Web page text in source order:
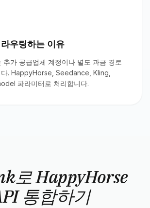
우팅하는 이유
추가 공급업체 계정이나 별도 과금 경로
다. HappyHorse, Seedance, Kling,
파라미터로 처리합니다.
로 HappyHorse
통합하기